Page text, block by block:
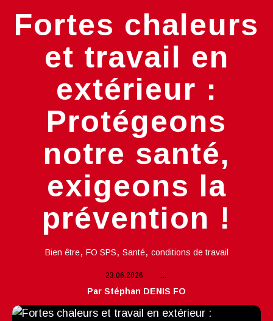
Fortes chaleurs
et travail en
extérieur :
Protégeons
notre santé,
exigeons la
prévention !
Bien être, FO SPS, Santé, conditions de travail
23.06.2026 …
Par Stéphan DENIS FO